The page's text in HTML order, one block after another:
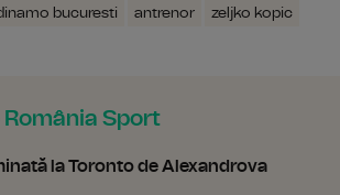
bucuresti antrenor zeljko kopic
Sport
la Toronto de Alexandrova